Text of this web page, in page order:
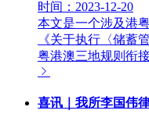
时间：2023-12-20
本文是一个涉及港
《关于执行〈储蓄
粤港澳三地规则衔
喜讯｜我所李国伟